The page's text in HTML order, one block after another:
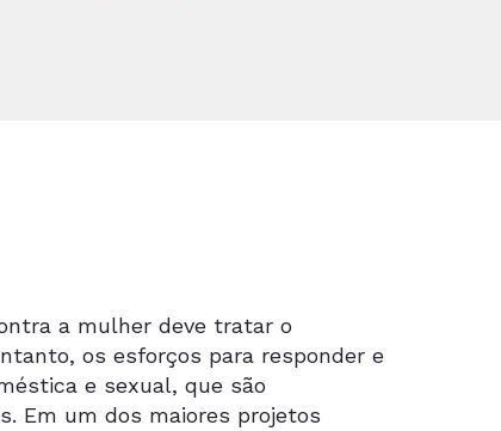
a mulher deve tratar o
os esforços para responder e
e sexual, que são
Em um dos maiores projetos